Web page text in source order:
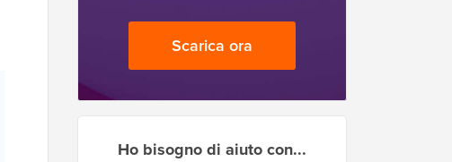
Scarica ora
Ho bisogno di aiuto con...